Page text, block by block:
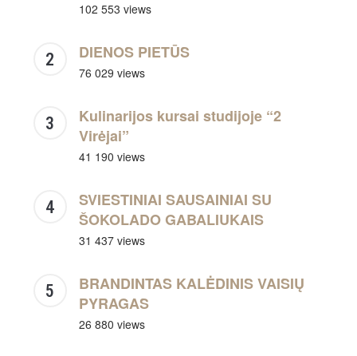
102 553 views
DIENOS PIETŪS
76 029 views
Kulinarijos kursai studijoje “2
Virėjai”
41 190 views
SVIESTINIAI SAUSAINIAI SU
ŠOKOLADO GABALIUKAIS
31 437 views
BRANDINTAS KALĖDINIS VAISIŲ
PYRAGAS
26 880 views